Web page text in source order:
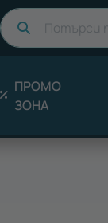
Търси
ПРОМО
ЗОНА